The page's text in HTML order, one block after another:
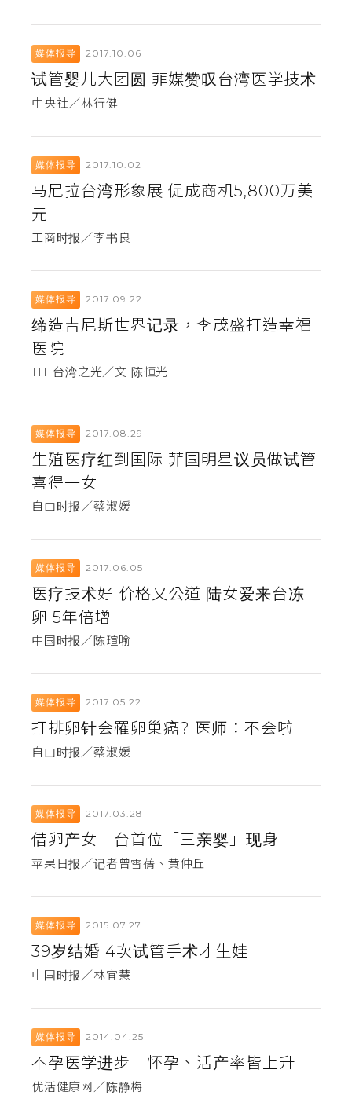
媒体报导 2017.10.06
试管婴儿大团圆 菲媒赞叹台湾医学技术
中央社／林行健
媒体报导 2017.10.02
马尼拉台湾形象展 促成商机5,800万美
元
工商时报／李书良
媒体报导 2017.09.22
缔造吉尼斯世界记录，李茂盛打造幸福
医院
1111台湾之光／文 陈恒光
媒体报导 2017.08.29
生殖医疗红到国际 菲国明星议员做试管
喜得一女
自由时报／蔡淑媛
媒体报导 2017.06.05
医疗技术好 价格又公道 陆女爱来台冻
卵 5年倍增
中国时报／陈瑄喻
媒体报导 2017.05.22
打排卵针会罹卵巢癌? 医师：不会啦
自由时报／蔡淑媛
媒体报导 2017.03.28
借卵产女 台首位「三亲婴」现身
苹果日报／记者曾雪蒨、黄仲丘
媒体报导 2015.07.27
39岁结婚 4次试管手术才生娃
中国时报／林宜慧
媒体报导 2014.04.25
不孕医学进步 怀孕、活产率皆上升
优活健康网／陈静梅